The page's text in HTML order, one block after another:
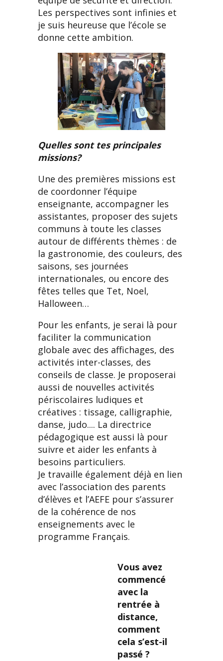
Les perspectives sont infinies et
je suis heureuse que l’école se
donne cette ambition.
Quelles sont tes principales
missions?
Une des premières missions est
de coordonner l’équipe
enseignante, accompagner les
assistantes, proposer des sujets
communs à toute les classes
autour de différents thèmes : de
la gastronomie, des couleurs, des
saisons, ses journées
internationales, ou encore des
fêtes telles que Tet, Noel,
Halloween…
Pour les enfants, je serai là pour
faciliter la communication
globale avec des affichages, des
activités inter-classes, des
conseils de classe. Je proposerai
aussi de nouvelles activités
périscolaires ludiques et
créatives : tissage, calligraphie,
danse, judo.... La directrice
pédagogique est aussi là pour
suivre et aider les enfants à
besoins particuliers.
Je travaille également déjà en lien
avec l’association des parents
d’élèves et l’AEFE pour s’assurer
de la cohérence de nos
enseignements avec le
programme Français.
Vous avez
commencé
avec la
rentrée à
distance,
comment
cela s’est-il
passé ?